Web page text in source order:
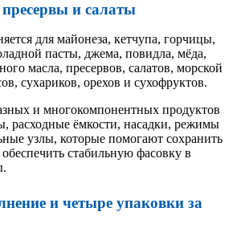
и салаты
для майонеза, кетчупа, горчицы,
пасты, джема, повидла, мёда,
масла, пресервов, салатов, морской
сухариков, орехов и сухофруктов.
и многокомпонентных продуктов
расходные ёмкости, насадки, режимы
узлы, которые помогают сохранить
стабильную фасовку в
и четыре упаковки за